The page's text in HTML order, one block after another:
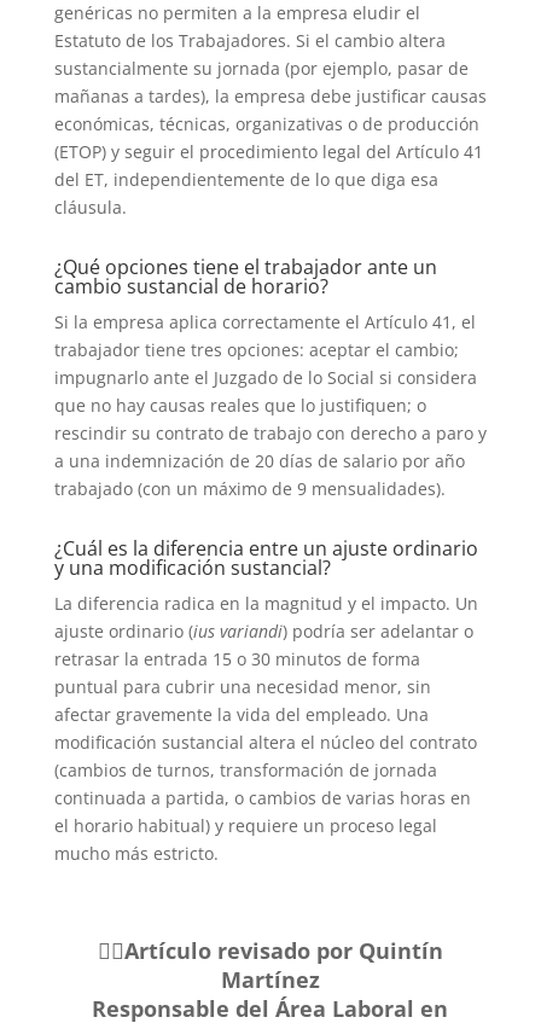
genéricas no permiten a la empresa eludir el
Estatuto de los Trabajadores. Si el cambio altera
sustancialmente su jornada (por ejemplo, pasar de
mañanas a tardes), la empresa debe justificar causas
económicas, técnicas, organizativas o de producción
(ETOP) y seguir el procedimiento legal del Artículo 41
del ET, independientemente de lo que diga esa
cláusula.
¿Qué opciones tiene el trabajador ante un
cambio sustancial de horario?
Si la empresa aplica correctamente el Artículo 41, el
trabajador tiene tres opciones: aceptar el cambio;
impugnarlo ante el Juzgado de lo Social si considera
que no hay causas reales que lo justifiquen; o
rescindir su contrato de trabajo con derecho a paro y
a una indemnización de 20 días de salario por año
trabajado (con un máximo de 9 mensualidades).
¿Cuál es la diferencia entre un ajuste ordinario
y una modificación sustancial?
La diferencia radica en la magnitud y el impacto. Un
ajuste ordinario (ius variandi) podría ser adelantar o
retrasar la entrada 15 o 30 minutos de forma
puntual para cubrir una necesidad menor, sin
afectar gravemente la vida del empleado. Una
modificación sustancial altera el núcleo del contrato
(cambios de turnos, transformación de jornada
continuada a partida, o cambios de varias horas en
el horario habitual) y requiere un proceso legal
mucho más estricto.
🧑‍⚖️Artículo revisado por Quintín
Martínez
Responsable del Área Laboral en